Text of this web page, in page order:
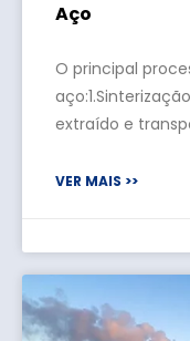
Aço
O principal
extraído e
em alto-
VER MAIS >>